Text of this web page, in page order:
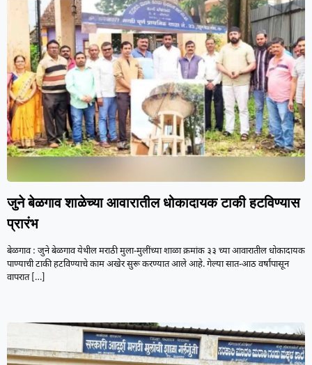
जुने बेळगाव शाळेच्या आवारातील धोकादायक टाकी हटविण्यास
प्रारंभ
बेळगाव : जुने बेळगाव येथील मराठी मुला-मुलींच्या शाळा क्रमांक ३३ च्या आवारातील धोकादायक
पाण्याची टाकी हटविण्याचे काम अखेर सुरू करण्यात आले आहे. गेल्या सात-आठ वर्षांपासून
वापरात[…]